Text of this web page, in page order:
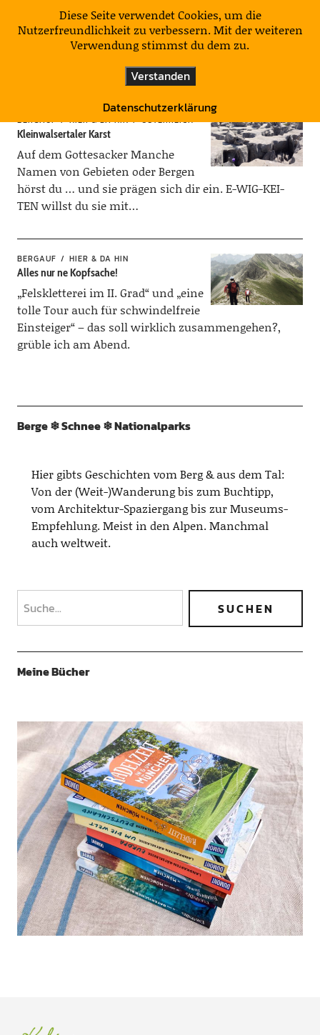
KulturNatur
Kleinwalsertal
BERGAUF HIER & DA HIN ÖSTERREICH
Kleinwalsertaler Karst
Auf dem Gottesacker Manche
Namen von Gebieten oder Bergen
hörst du … und sie prägen sich dir ein. E-WIG-KEI-
TEN willst du sie mit…
BERGAUF HIER & DA HIN
Alles nur ne Kopfsache!
„Felskletterei im II. Grad“ und „eine
tolle Tour auch für schwindelfreie
Einsteiger“ – das soll wirklich zusammengehen?,
grüble ich am Abend.
Berge ❄︎ Schnee ❄︎ Nationalparks
Hier gibts Geschichten vom Berg & aus dem Tal:
Von der (Weit-)Wanderung bis zum Buchtipp,
vom Architektur-Spaziergang bis zur Museums-
Empfehlung. Meist in den Alpen. Manchmal
auch weltweit.
Meine Bücher
Diese Seite verwendet Cookies, um die
Nutzerfreundlichkeit zu verbessern. Mit der weiteren
Verwendung stimmst du dem zu.
Verstanden
Datenschutzerklärung